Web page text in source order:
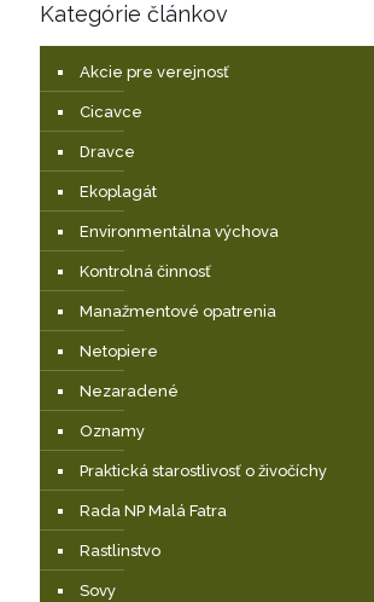
Kategórie článkov
Akcie pre verejnosť
Cicavce
Dravce
Ekoplagát
Environmentálna výchova
Kontrolná činnosť
Manažmentové opatrenia
Netopiere
Nezaradené
Oznamy
Praktická starostlivosť o živočíchy
Rada NP Malá Fatra
Rastlinstvo
Sovy